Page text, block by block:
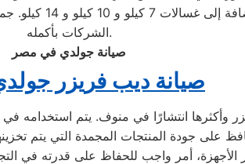
بما في ذلك
الشركات بأكمله.
صيانة جولدي في مصر
صيانة ديب فريزر
انتشارًا في منوف. يتم استخدامه في
على جودة المنتجات المجمدة التي يتم
أمر واجب للحفاظ على قدرته في